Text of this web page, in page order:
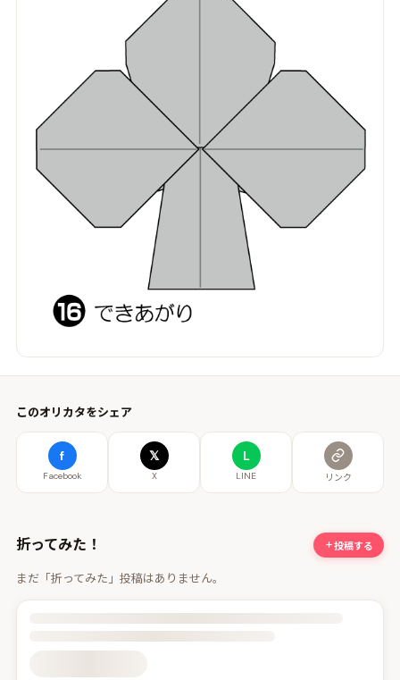
このオリカタをシェア
f
Facebook
𝕏
X
L
LINE リンク
折ってみた！ 投稿する
まだ「折ってみた」投稿はありません。
投稿詳細を読み込んでいます